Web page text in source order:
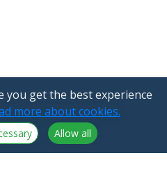
you get the best experience
more about cookies.
Allow all